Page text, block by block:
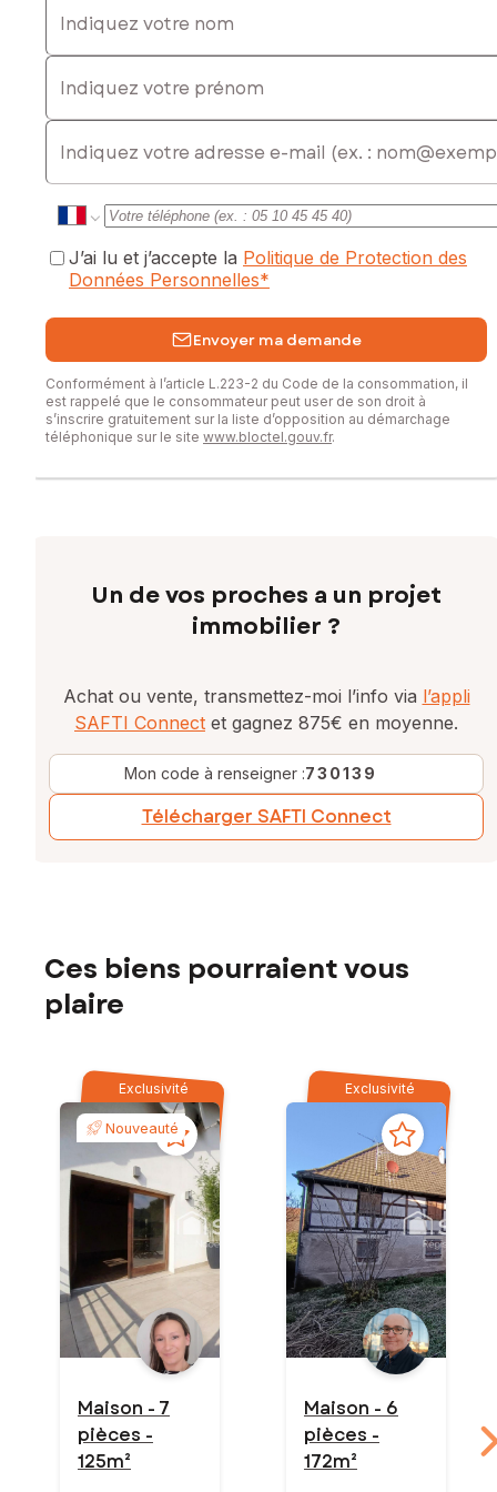
Indiquez votre prénom
E-mail
J’ai lu et j’accepte la Politique de Protection des
Données Personnelles*
Envoyer ma demande
Conformément à l’article L.223-2 du Code de la consommation, il
est rappelé que le consommateur peut user de son droit à
s’inscrire gratuitement sur la liste d’opposition au démarchage
téléphonique sur le site www.bloctel.gouv.fr.
Un de vos proches a un projet
immobilier ?
Achat ou vente, transmettez-moi l’info via l’appli
SAFTI Connect et gagnez 875€ en moyenne.
Mon code à renseigner :730139
Télécharger SAFTI Connect
Ces biens pourraient vous
plaire
Exclusivité
Nouveauté
Maison - 7
pièces -
125m²
Exclusivité
Maison - 6
pièces -
172m²